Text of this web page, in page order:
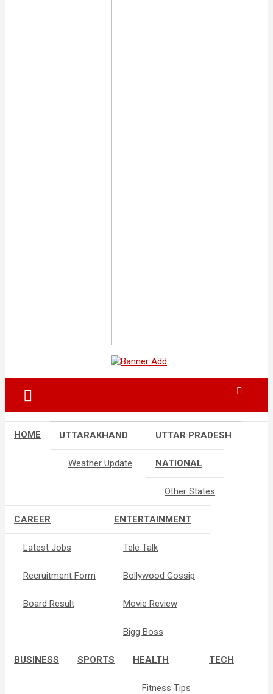
HOME UTTARAKHAND
Weather Update
UTTAR PRADESH
NATIONAL
Other States
CAREER
Latest Jobs
Recruitment Form
Board Result
ENTERTAINMENT
Tele Talk
Bollywood Gossip
Movie Review
Bigg Boss
BUSINESS SPORTS HEALTH
Fitness Tips
TECH